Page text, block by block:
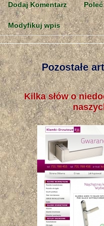
Dodaj Komentarz
Modyfikuj wpis
Pozostałe
Kilka słów o